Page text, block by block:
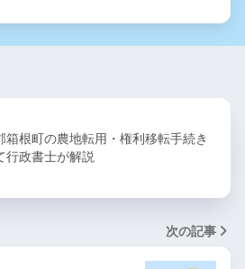
箱根町の農地転用・権利移転手続き
行政書士が解説
次の記事